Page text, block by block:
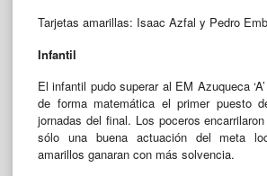
Tarjetas amarillas: Isaac Azfal y Pedro
Infantil
El infantil pudo superar al EM Azuqueca
de forma matemática el primer puesto
jornadas del final. Los poceros
sólo una buena actuación del meta
amarillos ganaran con más solvencia.